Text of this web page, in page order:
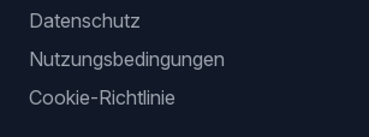
Datenschutz
Nutzungsbedingungen
Cookie-Richtlinie